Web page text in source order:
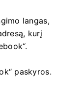
langas,
kurį
paskyros.